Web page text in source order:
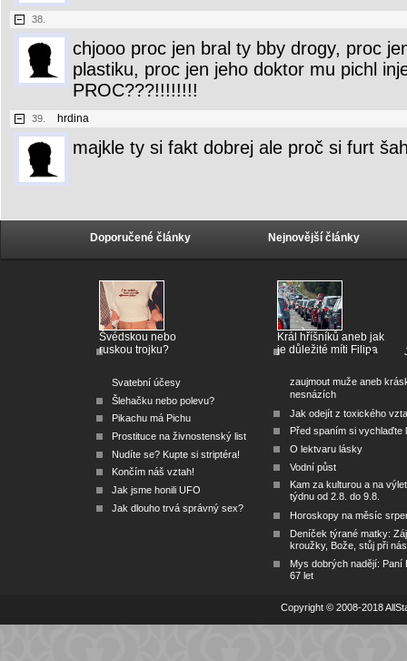
38.
chjooo proc jen bral ty bby drogy, proc
plastiku, proc jen jeho doktor mu pichl
PROC???!!!!!!!!
39. hrdina
majkle ty si fakt dobrej ale proč si furt
Doporučené články
Švédskou nebo
ruskou trojku?
Svatební účesy
Šlehačku nebo polevu?
Pikachu má Pichu
Prostituce na živnostenský list
Nudíte se? Kupte si striptéra!
Končím náš vztah!
Jak jsme honili UFO
Jak dlouho trvá správný sex?
Nejnovější články
Král hříšníků aneb jak
je důležité míti Filipa
zaujmout muže aneb
nesnázích
Jak odejít z toxického
Před spaním si vychlaďte
O lektvaru lásky
Vodní půst
Kam za kulturou a na
týdnu od 2.8. do 9.8.
Horoskopy na měsíc
Deníček týrané matky:
kroužky, Bože, stůj při nás
Mys dobrých nadějí: Paní
67 let
Copyright © 2008-2018